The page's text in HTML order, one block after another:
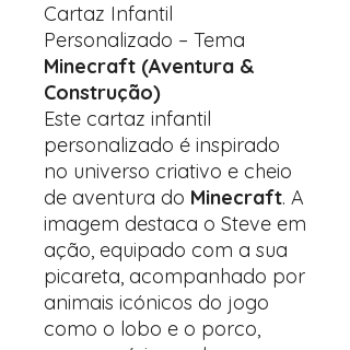
Cartaz Infantil
Personalizado – Tema
Minecraft (Aventura &
Construção)
Este cartaz infantil
personalizado é inspirado
no universo criativo e cheio
de aventura do Minecraft. A
imagem destaca o Steve em
ação, equipado com a sua
picareta, acompanhado por
animais icónicos do jogo
como o lobo e o porco,